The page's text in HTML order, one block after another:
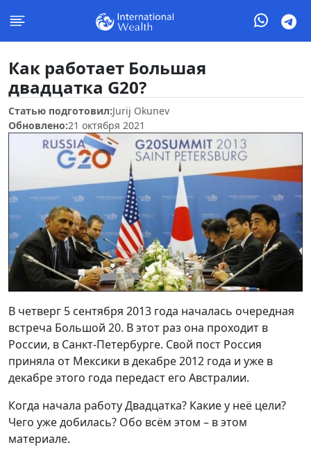
Как работает Большая
двадцатка G20?
Статью подготовил:Jurij Okunev
Обновлено:21 октября 2021
В четверг 5 сентября 2013 года началась очередная
встреча Большой 20. В этот раз она проходит в
России, в Санкт-Петербурге. Свой пост Россия
приняла от Мексики в декабре 2012 года и уже в
декабре этого года передаст его Австралии.
Когда начала работу Двадцатка? Какие у неё цели?
Чего уже добилась? Обо всём этом – в этом
материале.